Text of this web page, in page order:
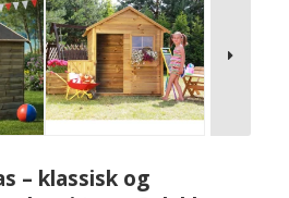
– klassisk og